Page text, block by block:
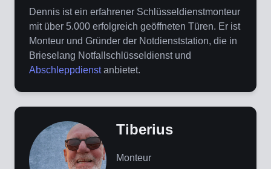
Dennis ist ein erfahrener Schlüsseldienstmonteur
mit über 5.000 erfolgreich geöffneten Türen. Er ist
Monteur und Gründer der Notdienststation, die in
Brieselang Notfallschlüsseldienst und
Abschleppdienstanbietet.
Tiberius
Monteur